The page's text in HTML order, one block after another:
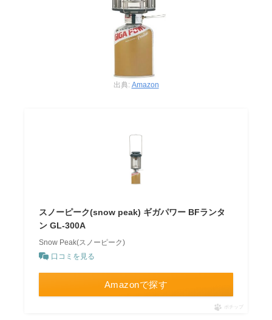
出典: Amazon
スノーピーク(snow peak) ギガパワー BFランタ
ン GL-300A
Snow Peak(スノーピーク)
口コミを見る
Amazonで探す
ポチップ